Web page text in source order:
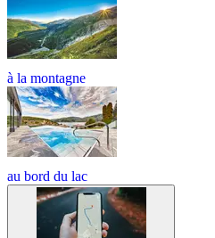
à la montagne
au bord du lac